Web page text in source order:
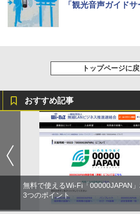
「観光音声ガイドサ
トップページに
おすすめ記事
無料で使えるWi-Fi「00000JAPAN
3つのポイント